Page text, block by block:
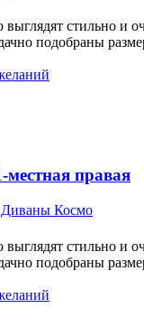
стильно и
подобраны
правая
Диваны Космо
стильно и
подобраны